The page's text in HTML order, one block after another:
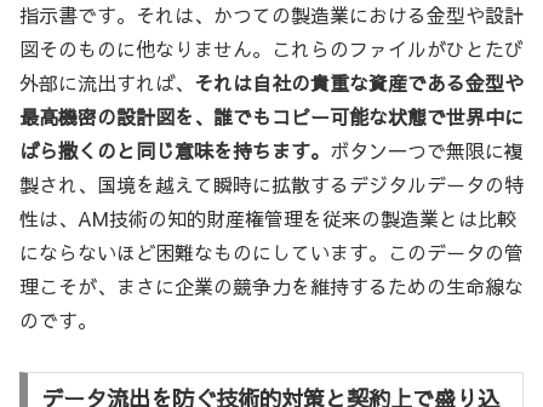
指示書です。それは、かつての製造業における金型や設計
図そのものに他なりません。これらのファイルがひとたび
外部に流出すれば、 それは自社の貴重な資産である金型や
最高機密の設計図を、誰でもコピー可能な状態で世界中に
ばら撒くのと同じ意味を持ちます。 ボタン一つで無限に複
製され、国境を越えて瞬時に拡散するデジタルデータの特
性は、AM技術の知的財産権管理を従来の製造業とは比較
にならないほど困難なものにしています。このデータの管
理こそが、まさに企業の競争力を維持するための生命線な
のです。
データ流出を防ぐ技術的対策と契約上で盛り込